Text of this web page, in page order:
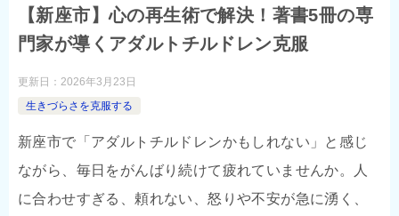
【新座市】心の再生術で解決！著書5冊の専
門家が導くアダルトチルドレン克服
更新日： 2026年3月23日
生きづらさを克服する
新座市で「アダルトチルドレンかもしれない」と感じ
ながら、毎日をがんばり続けて疲れていませんか。人
に合わせすぎる、頼れない、怒りや不安が急に湧く、